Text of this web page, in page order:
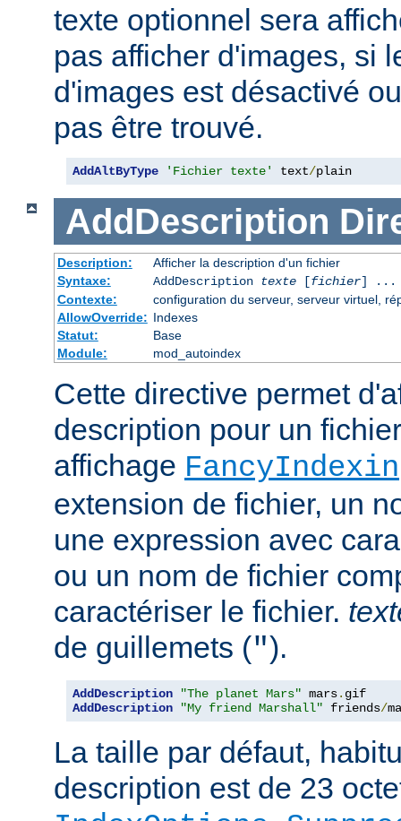
texte optionnel sera
pas afficher d'images, si
d'images est désactivé
pas être trouvé.
AddAltByType 'Fichier texte' text/plain
AddDescription
Description:
Afficher la description d'un fichier
Syntaxe:
AddDescription texte[fichier] ...
Contexte:
configuration du serveur, serveur virtuel,
AllowOverride: Indexes
Statut:
Base
Module:
mod_autoindex
Cette directive permet
description pour un
affichage
extension de fichier, un
une expression avec
ou un nom de fichier
caractériser le fichier.
de guillemets (").
AddDescription "The planet Mars" mars.
AddDescription
"My friend Marshall" friends/
La taille par défaut,
description est de 23